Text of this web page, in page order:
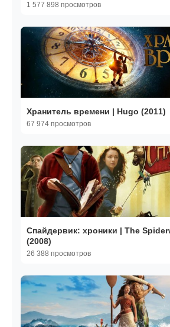
1 577 898 просмотров
Хранитель времени | Hugo (2011)
67 974 просмотров
Спайдервик: хроники | The
(2008)
26 388 просмотров